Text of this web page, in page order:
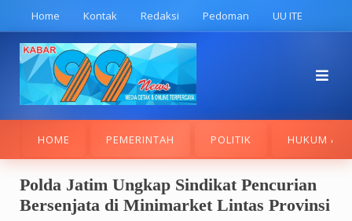
content
Home Kontak Redaksi Pedoman UU ITE
HOME PEMERINTAH POLITIK HUKUM &
Polda Jatim Ungkap Sindikat Pencurian
Bersenjata di Minimarket Lintas Provinsi